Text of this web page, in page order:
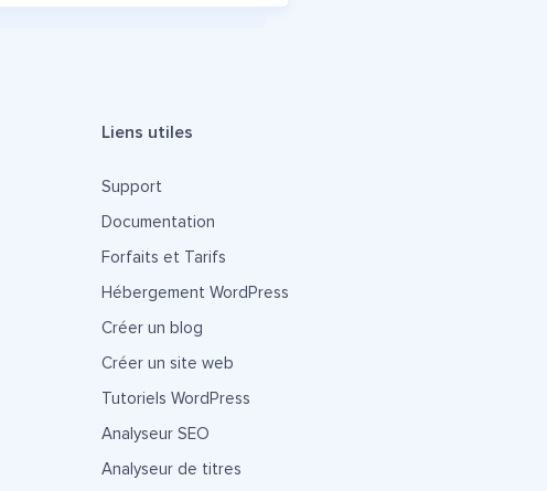
Liens utiles
Support
Documentation
Forfaits et Tarifs
Hébergement WordPress
Créer un blog
Créer un site web
Tutoriels WordPress
Analyseur SEO
Analyseur de titres